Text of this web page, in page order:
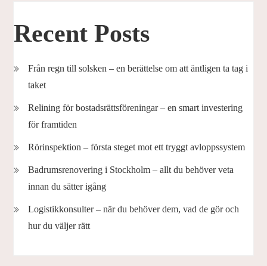
Recent Posts
Från regn till solsken – en berättelse om att äntligen ta tag i
taket
Relining för bostadsrättsföreningar – en smart investering
för framtiden
Rörinspektion – första steget mot ett tryggt avloppssystem
Badrumsrenovering i Stockholm – allt du behöver veta
innan du sätter igång
Logistikkonsulter – när du behöver dem, vad de gör och
hur du väljer rätt